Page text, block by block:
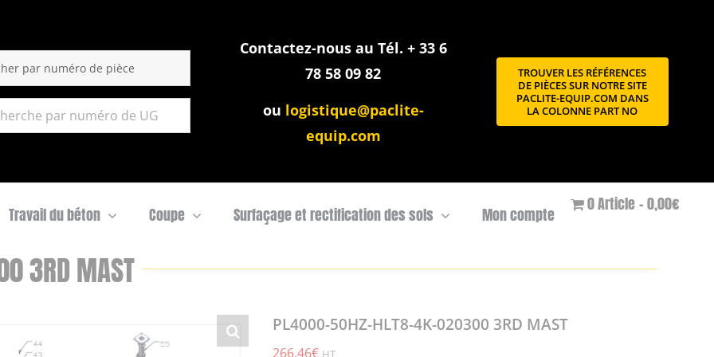
Contactez-nous au Tél. + 33 6
78 58 09 82
ou logistique@paclite-
equip.com
TROUVER LES RÉFÉRENCES
DE PIÈCES SUR NOTRE SITE
PACLITE-EQUIP.COM DANS
LA COLONNE PART NO
Travail du béton Coupe Surfaçage et rectification des sols Mon compte
0 Article 0,00€
3RD MAST
PL4000-50HZ-HLT8-4K-020300 3RD MAST
266,46€ HT